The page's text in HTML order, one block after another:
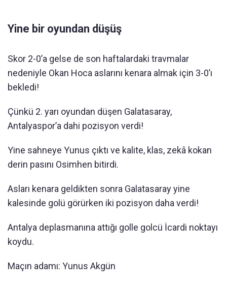
Yine bir oyundan düşüş
Skor 2-0’a gelse de son haftalardaki travmalar
nedeniyle Okan Hoca aslarını kenara almak için 3-0’ı
bekledi!
Çünkü 2. yarı oyundan düşen Galatasaray,
Antalyaspor’a dahi pozisyon verdi!
Yine sahneye Yunus çıktı ve kalite, klas, zekâ kokan
derin pasını Osimhen bitirdi.
Asları kenara geldikten sonra Galatasaray yine
kalesinde golü görürken iki pozisyon daha verdi!
Antalya deplasmanına attığı golle golcü İcardi noktayı
koydu.
Maçın adamı: Yunus Akgün